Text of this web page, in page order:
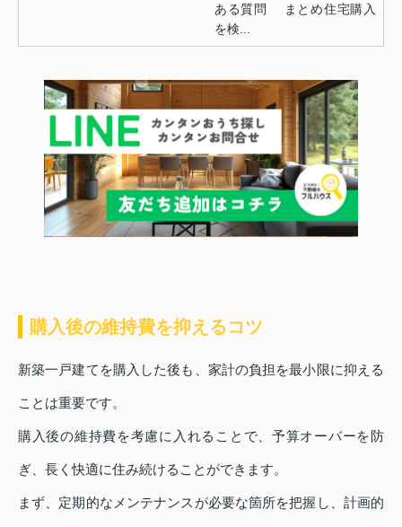
ある質問 まとめ住宅購入
を検...
購入後の維持費を抑えるコツ
新築一戸建てを購入した後も、家計の負担を最小限に抑える
ことは重要です。
購入後の維持費を考慮に入れることで、予算オーバーを防
ぎ、長く快適に住み続けることができます。
まず、定期的なメンテナンスが必要な箇所を把握し、計画的